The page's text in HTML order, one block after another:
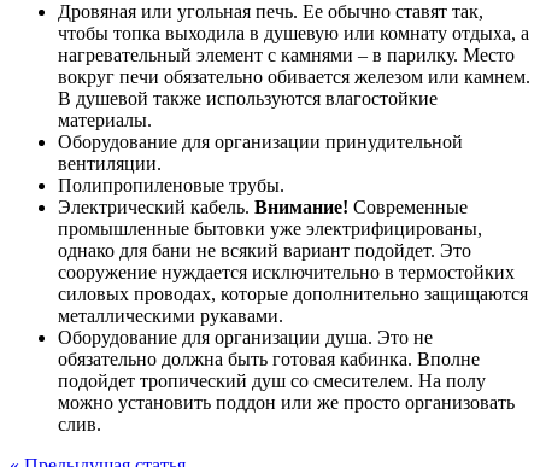
Дровяная или угольная печь. Ее обычно ставят так,
чтобы топка выходила в душевую или комнату отдыха, а
нагревательный элемент с камнями – в парилку. Место
вокруг печи обязательно обивается железом или камнем.
В душевой также используются влагостойкие
материалы.
Оборудование для организации принудительной
вентиляции.
Полипропиленовые трубы.
Электрический кабель. Внимание! Современные
промышленные бытовки уже электрифицированы,
однако для бани не всякий вариант подойдет. Это
сооружение нуждается исключительно в термостойких
силовых проводах, которые дополнительно защищаются
металлическими рукавами.
Оборудование для организации душа. Это не
обязательно должна быть готовая кабинка. Вполне
подойдет тропический душ со смесителем. На полу
можно установить поддон или же просто организовать
слив.